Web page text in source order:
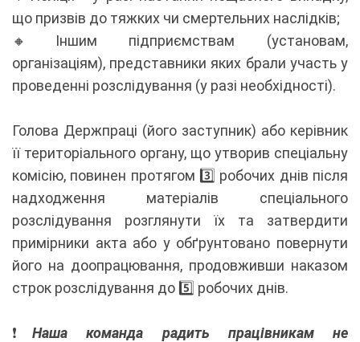
що призвів до тяжких чи смертельних наслідків;
🔸Іншим підприємствам (установам,
організаціям), представники яких брали участь у
проведенні розслідування (у разі необхідності).
Голова Держпраці (його заступник) або керівник
її територіального органу, що утворив спеціальну
комісію, повинен протягом 3️⃣ робочих днів після
надходження матеріалів спеціального
розслідування розглянути їх та затвердити
примірники акта або у обґрунтовано повернути
його на доопрацювання, продовживши наказом
строк розслідування до 5️⃣ робочих днів.
❗️Наша команда радить працівникам не